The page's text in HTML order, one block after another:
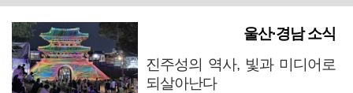
울산·경남 소식
진주성의 역사, 빛과 미디어로
되살아난다